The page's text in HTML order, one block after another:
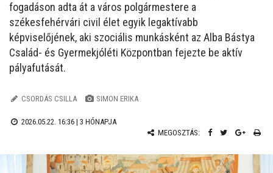
fogadáson adta át a város polgármestere a
székesfehérvári civil élet egyik legaktívabb
képviselőjének, aki szociális munkásként az Alba Bástya
Család- és Gyermekjóléti Központban fejezte be aktív
pályafutását.
CSORDÁS CSILLA SIMON ERIKA
2026.05.22. 16:36 | 3 HÓNAPJA
MEGOSZTÁS: